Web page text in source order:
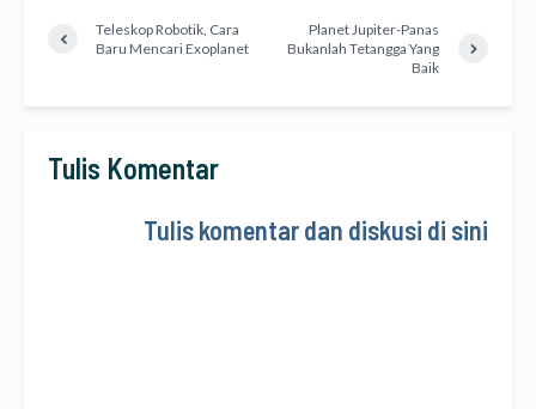
Teleskop Robotik, Cara
Baru Mencari Exoplanet
Planet Jupiter-Panas
Bukanlah Tetangga Yang
Baik
Tulis Komentar
Tulis komentar dan diskusi di sini